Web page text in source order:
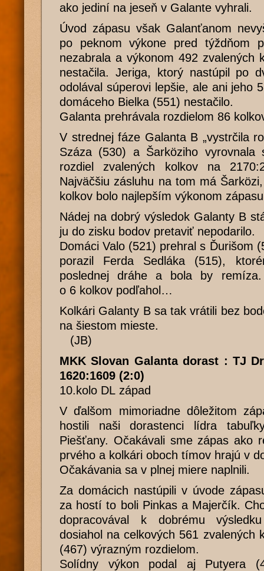
ako jediní na jeseň v Galante vyhrali.
Úvod zápasu však Galanťanom
po peknom výkone pred týždňom
nezabrala a výkonom 492 zvalených
nestačila. Jeriga, ktorý nastúpil po
odolával súperovi lepšie, ale ani jeho
domáceho Bielka (551) nestačilo.
Galanta prehrávala rozdielom 86
V strednej fáze Galanta B „vystrčila
Száza (530) a Šarköziho
rozdiel zvalených kolkov na
Najväčšiu zásluhu na tom má
kolkov bolo najlepším výkonom
Nádej na dobrý výsledok Galanty B
ju do zisku bodov pretaviť nepodarilo.
Domáci Valo (521) prehral s Ďurišom
porazil Ferda Sedláka (515),
poslednej dráhe a bola by
o 6 kolkov podľahol…
Kolkári Galanty B sa tak vrátili bez
na šiestom mieste.
(JB)
MKK Slovan Galanta dorast : TJ
1620:1609 (2:0)
10.kolo DL západ
V ďalšom mimoriadne dôležitom
hostili naši dorastenci lídra
Piešťany. Očakávali sme zápas ako
prvého a kolkári oboch tímov hrajú v
Očakávania sa v plnej miere naplnili.
Za domácich nastúpili v úvode
za hostí to boli Pinkas a Majerčík.
dopracovával k dobrému
dosiahol na celkových 561 zvalených
(467) výrazným rozdielom.
Solídny výkon podal aj Putyera